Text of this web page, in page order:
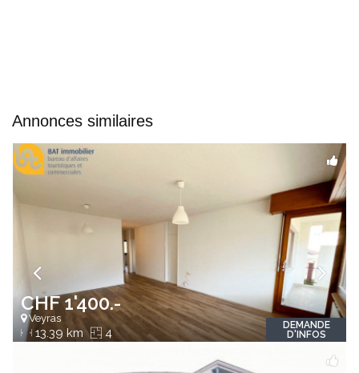
Annonces similaires
CHF 1'400.-
Veyras
13.39 km 4
DEMANDE
D'INFOS